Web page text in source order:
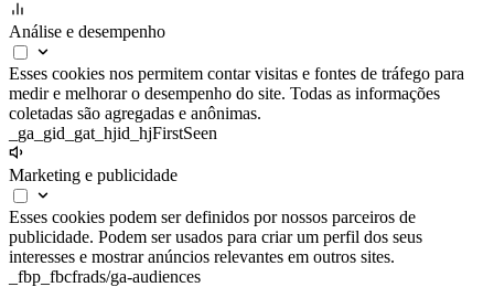
Análise e desempenho
Esses cookies nos permitem contar visitas e fontes de tráfego para
medir e melhorar o desempenho do site. Todas as informações
coletadas são agregadas e anônimas.
_ga _gid _gat _hjid _hjFirstSeen
Marketing e publicidade
Esses cookies podem ser definidos por nossos parceiros de
publicidade. Podem ser usados para criar um perfil dos seus
interesses e mostrar anúncios relevantes em outros sites.
_fbp _fbcfrads/ga-audiences